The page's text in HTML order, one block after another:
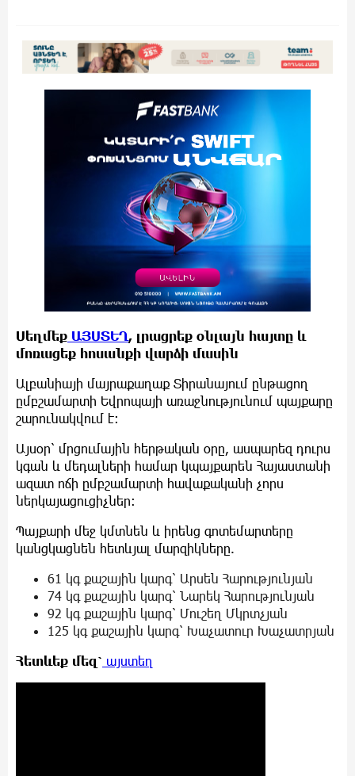
Սեղմեք ԱՅՍՏԵՂ, լրացրեք օնլայն հայտը և
մոռացեք հոսանքի վարձի մասին
Ալբանիայի մայրաքաղաք Տիրանայում ընթացող
ըմբշամարտի Եվրոպայի առաջնությունում պայքարը
շարունակվում է:
Այսօր՝ մրցումային հերթական օրը, ասպարեզ դուրս
կգան և մեդալների համար կպայքարեն Հայաստանի
ազատ ոճի ըմբշամարտի հավաքականի չորս
ներկայացուցիչներ:
Պայքարի մեջ կմտնեն և իրենց գոտեմարտերը
կանցկացնեն հետևյալ մարզիկները.
61 կգ քաշային կարգ՝ Արսեն Հարությունյան
74 կգ քաշային կարգ՝ Նարեկ Հարությունյան
92 կգ քաշային կարգ՝ Մուշեղ Մկրտչյան
125 կգ քաշային կարգ՝ Խաչատուր Խաչատրյան
Հետևեք մեզ՝ այստեղ